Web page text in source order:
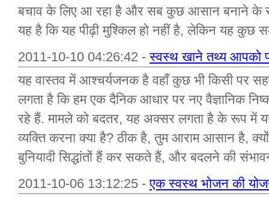
बचाव के लिए आ रहा है और सब कुछ आसान बनाने के
यह है कि यह पीढ़ी मुश्किल हो नहीं है, लेकिन यह कुछ
2011-10-10 04:26:42 -स्वस्थ खाने तथ्य आपको
यह वास्तव में आश्चर्यजनक है वहाँ कुछ भी किसी पर
लगता है कि हम एक दैनिक आधार पर नए वैज्ञानिक
रहे हैं. मामले को बदतर, यह अक्सर लगता है के रूप में
व्यक्ति करना क्या है? ठीक है, तुम आराम आसान है,
बुनियादी सिद्धांतों हैं कर सकते हैं, और बदलने की
2011-10-06 13:12:25 -एक स्वस्थ भोजन की